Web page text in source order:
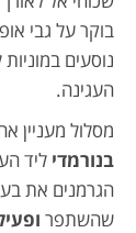
בוקר על גבי
נוסעים
העגינה.
מסלול מעניין
בנורמדי ליד
הגרמנים את
שהשתפר